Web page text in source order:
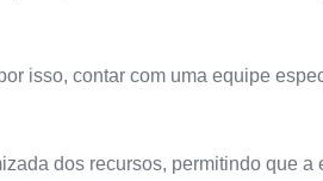
isso, contar com uma equipe
dos recursos, permitindo que a